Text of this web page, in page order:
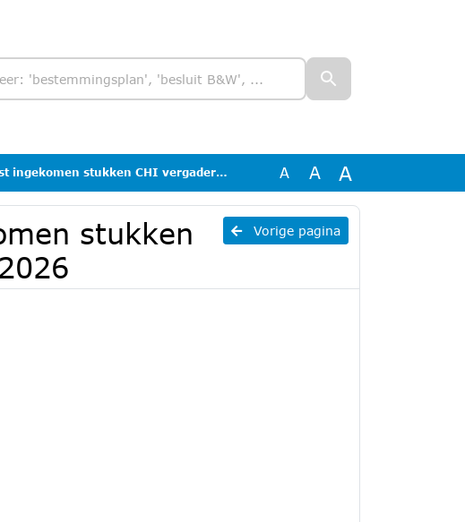
stukken CHI vergadering 15 april 2026 A A A
Vorige pagina
stukken